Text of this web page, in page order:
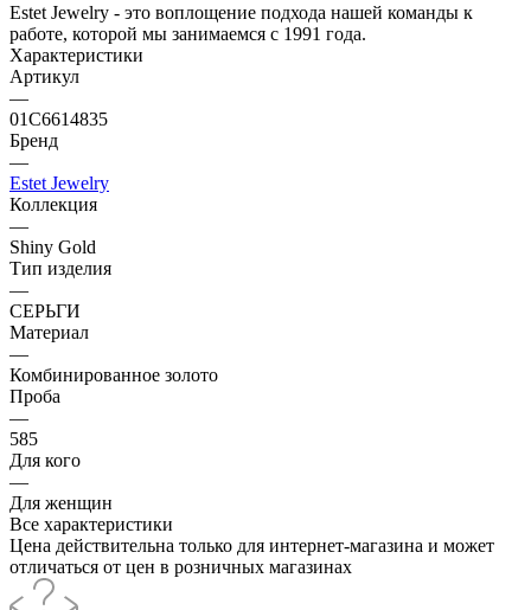
Estet Jewelry - это воплощение подхода нашей команды к
работе, которой мы занимаемся с 1991 года.
Характеристики
Артикул
—
01С6614835
Бренд
—
Estet Jewelry
Коллекция
—
Shiny Gold
Тип изделия
—
СЕРЬГИ
Материал
—
Комбинированное золото
Проба
—
585
Для кого
—
Для женщин
Все характеристики
Цена действительна только для интернет-магазина и может
отличаться от цен в розничных магазинах